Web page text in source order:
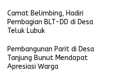
Camat Belimbing, Hadiri
Pembagian BLT-DD di Desa
Teluk Lubuk
Pembangunan Parit di Desa
Tanjung Bunut Mendapat
Apresiasi Warga